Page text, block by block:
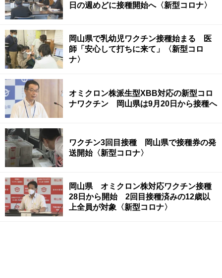
日の週めどに接種開始へ〈新型コロナ〉
岡山県で乳幼児ワクチン接種始まる 医
師「安心して打ちに来て」〈新型コロ
ナ〉
オミクロン株派生型XBB対応の新型コロ
ナワクチン 岡山県は9月20日から接種へ
ワクチン3回目接種 岡山県で接種券の発
送開始〈新型コロナ〉
岡山県 オミクロン株対応ワクチン接種
28日から開始 2回目接種済みの12歳以
上全員が対象〈新型コロナ〉